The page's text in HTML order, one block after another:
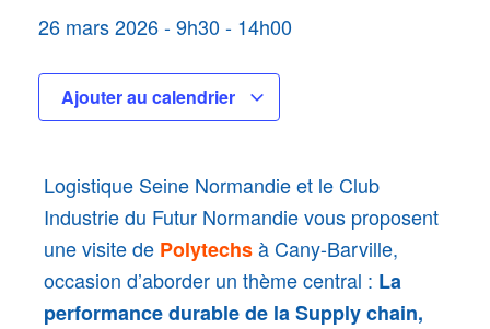
26 mars 2026-9h30- 14h00
Ajouter au calendrier
Logistique Seine Normandie et le Club
Industrie du Futur Normandie vous proposent
une visite de Polytechsà Cany-Barville,
occasion d’aborder un thème central : La
performance durable de la Supply chain,